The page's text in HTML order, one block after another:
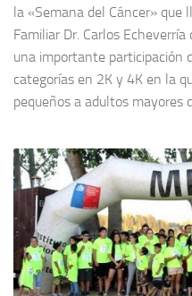
la «Semana del Cáncer» que
Familiar Dr. Carlos
una importante participación
categorías en 2K y 4K en la
pequeños a adultos mayores